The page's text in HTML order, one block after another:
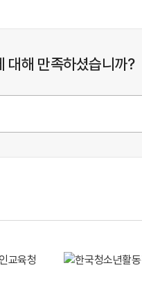
대해 만족하셨습니까?